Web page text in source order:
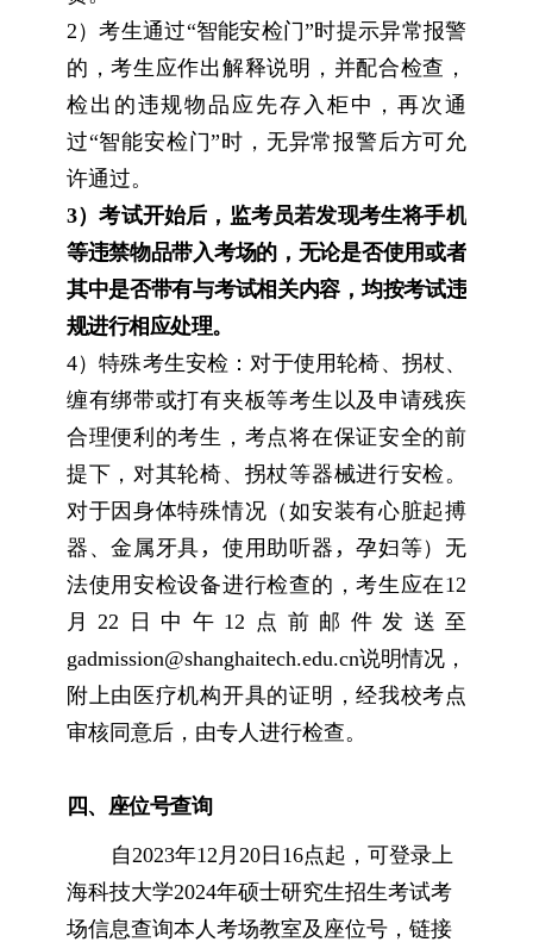
2 ）考生通过“智能安检门”时提示异常报警
的，考生应作出解释说明，并配合检查，
检出的违规物品应先存入柜中，再次通
过“智能安检门”时，无异常报警后方可允
许通过。
3）考试开始后，监考员若发现考生将手机
等违禁物品带入考场的，无论是否使用或者
其中是否带有与考试相关内容，均按考试违
规进行相应处理。
4）特殊考生安检：对于使用轮椅、拐杖、
缠有绑带或打有夹板等考生以及申请残疾
合理便利的考生，考点将在保证安全的前
提下，对其轮椅、拐杖等器械进行安检。
对于因身体特殊情况（如安装有心脏起搏
器、金属牙具 ， 使用助听器 ，孕妇等）无
法使用安检设备进行检查的，考生应在12
月22 日中午 12 点前邮件发送至
gadmission@shanghaitech.edu.cn说明情况，
附上由医疗机构开具的证明，经我校考点
审核同意后，由专人进行检查。
四、座位号查询
自 2023年12 月 20日 16点起，可登录上
海科技大学2024年硕士研究生招生考试考
场信息查询本人考场教室及座位号，链接